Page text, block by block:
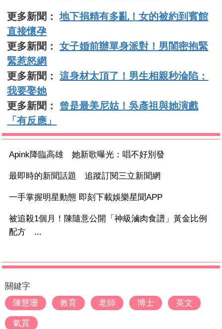
更多新聞：地下捐精有多亂！女的被約到賓館
直接懷孕
更多新聞：女子婚前辦單身派對！男閨密抱緊
緊惹怒網
更多新聞：這身材太頂了！男生相親秒淪陷：
我要娶她
更多新聞： 曾是最美尼姑！吳彥祖與她演戲
「有反應」
Apink降臨高雄 她新歌曝光：唱不好別發
最即時的新聞話題 追蹤訂閱三立新聞網
一手掌握明星動態 即刻下載娛樂星聞APP
被追殺1個月！陳隨意公開「神級滷肉食譜」黃金比例
配方 ...
關鍵字
陳慧珊
教育 老師 博士 英文
氣質